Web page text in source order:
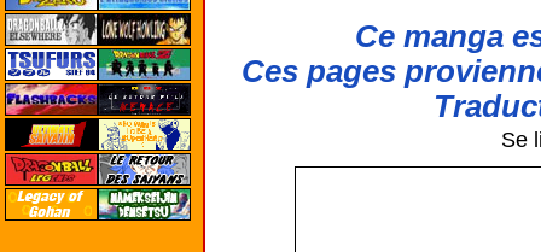
Ce manga
Ces pages
Se